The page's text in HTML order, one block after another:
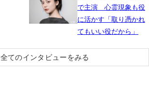
で主演 心霊現象も役
に活かす「取り憑かれ
てもいい役だから」
全てのインタビューをみる